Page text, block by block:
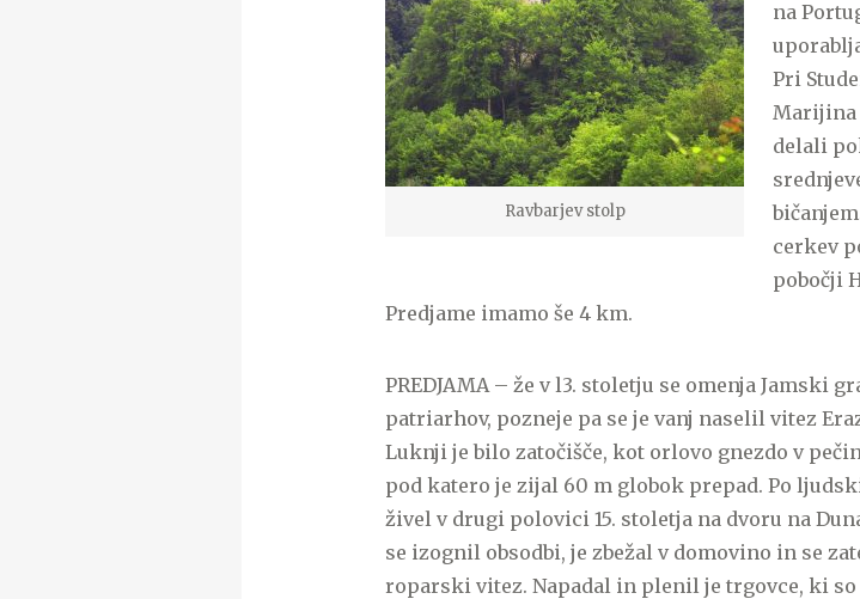
Ravbarjev stolp
na
Pri
Marijina
delali
cerkev
pobočji
Predjame imamo še 4 km.
PREDJAMA – že v l3. stoletju se omenja Jamski
patriarhov, pozneje pa se je vanj naselil vitez
Luknji je bilo zatočišče, kot orlovo gnezdo v
pod katero je zijal 60 m globok prepad. Po
živel v drugi polovici 15. stoletja na dvoru na
se izognil obsodbi, je zbežal v domovino in se
roparski vitez. Napadal in plenil je trgovce, ki